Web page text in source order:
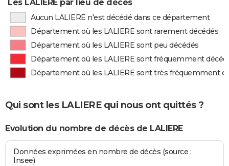
Les LALIERE par lieu de décès
Aucun LALIERE n'est décédé dans ce département
Département où les LALIERE sont rarement décédés
Département où les LALIERE sont peu décédés
Département où les LALIERE sont fréquemment
Département où les LALIERE sont très fréquemment
Qui sont les LALIERE qui nous ont quittés ?
Evolution du nombre de décès de LALIERE
Données exprimées en nombre de décès (source :
Insee)